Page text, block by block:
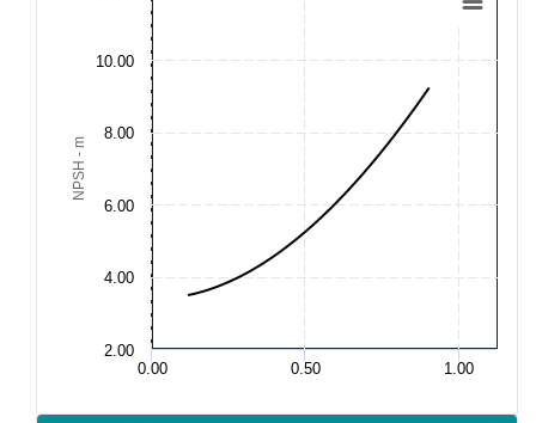
NPSH - m
0.00 0.50 1.00
4.00
6.00
8.00
10.00
2.00